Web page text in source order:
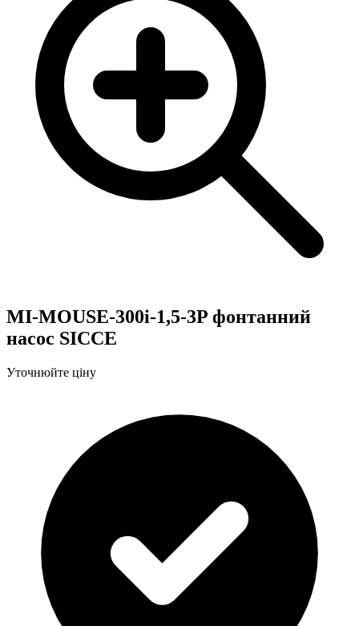
MI-MOUSE-300i-1,5-3P фонтанний
насос SICCE
Уточнюйте ціну